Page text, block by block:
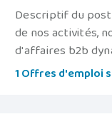
Descriptif du
de nos activités,
d'affaires b2b
1 Offres d'emploi